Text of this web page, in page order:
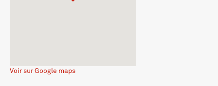
Voir sur Google maps